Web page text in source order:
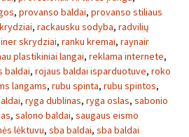
, provanso baldai, provanso stiliaus
, rackausku sodyba, radvilių
skrydziai, ranku kremai, raynair
plastikiniai langai, reklama internete,
baldai, rojaus baldai isparduotuve, roko
langams, rubu spinta, rubu spintos,
, ryga dublinas, ryga oslas, sabonio
, salono baldai, saugaus eismo
lėktuvu, sba baldai, sba baldai